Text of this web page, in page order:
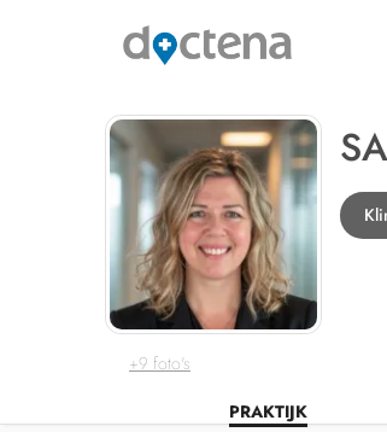
+9 foto's
PRAKTIJK